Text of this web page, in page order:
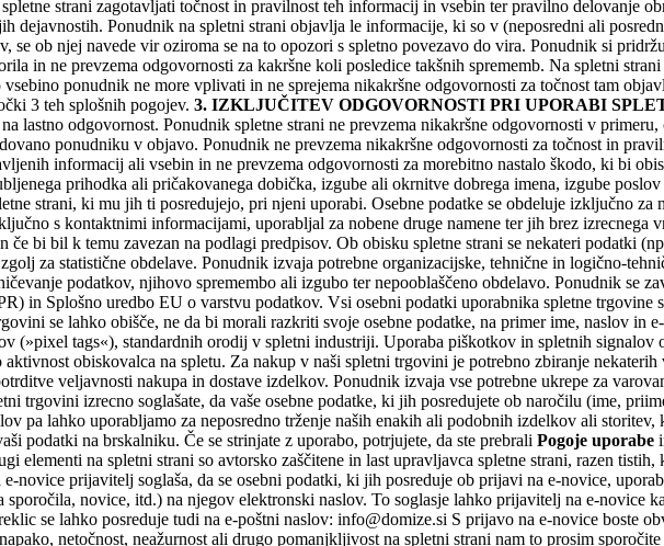
strani zagotavljati točnost in pravilnost teh informacij in vsebin ter pravilno delovanje
dejavnostih. Ponudnik na spletni strani objavlja le informacije, ki so v (neposredni ali
ob njej navede vir oziroma se na to opozori s spletno povezavo do vira. Ponudnik si
in ne prevzema odgovornosti za kakršne koli posledice takšnih sprememb. Na spletni
ponudnik ne more vplivati in ne sprejema nikakršne odgovornosti za točnost tam
3 teh splošnih pogojev. 3. IZKLJUČITEV ODGOVORNOSTI PRI UPORABI
lastno odgovornost. Ponudnik spletne strani ne prevzema nikakršne odgovornosti v
ponudniku v objavo. Ponudnik ne prevzema nikakršne odgovornosti za točnost in
informacij ali vsebin in ne prevzema odgovornosti za morebitno nastalo škodo, ki bi
prihodka ali pričakovanega dobička, izgube ali okrnitve dobrega imena, izgube
strani, ki mu jih ti posredujejo, pri njeni uporabi. Osebne podatke se obdeluje izključno
s kontaktnimi informacijami, uporabljal za nobene druge namene ter jih brez izrecnega
če bi bil k temu zavezan na podlagi predpisov. Ob obisku spletne strani se nekateri podatki
za statistične obdelave. Ponudnik izvaja potrebne organizacijske, tehnične in logično-
podatkov, njihovo spremembo ali izgubo ter nepooblaščeno obdelavo. Ponudnik se
in Splošno uredbo EU o varstvu podatkov. Vsi osebni podatki uporabnika spletne trgovine
se lahko obišče, ne da bi morali razkriti svoje osebne podatke, na primer ime, naslov in
(»pixel tags«), standardnih orodij v spletni industriji. Uporaba piškotkov in spletnih signalov
obiskovalca na spletu. Za nakup v naši spletni trgovini je potrebno zbiranje
veljavnosti nakupa in dostave izdelkov. Ponudnik izvaja vse potrebne ukrepe za
trgovini izrecno soglašate, da vaše osebne podatke, ki jih posredujete ob naročilu (ime,
pa lahko uporabljamo za neposredno trženje naših enakih ali podobnih izdelkov ali
podatki na brskalniku. Če se strinjate z uporabo, potrjujete, da ste prebrali Pogoje uporabe
elementi na spletni strani so avtorsko zaščitene in last upravljavca spletne strani, razen
e-novice prijavitelj soglaša, da se osebni podatki, ki jih posreduje ob prijavi na e-novice,
novice, itd.) na njegov elektronski naslov. To soglasje lahko prijavitelj na e-novice
se lahko posreduje tudi na e-poštni naslov: info@domize.si S prijavo na e-novice boste
netočnost, neažurnost ali drugo pomanjkljivost na spletni strani nam to prosim